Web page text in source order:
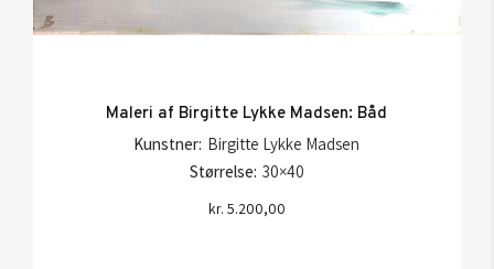
Maleri af Birgitte Lykke Madsen: Båd
Kunstner: Birgitte Lykke Madsen
Størrelse: 30×40
kr. 5.200,00